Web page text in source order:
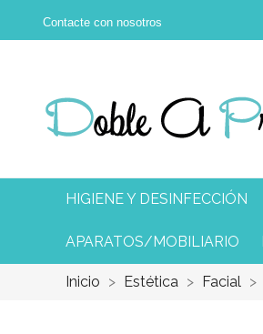
Contacte con nosotros
HIGIENE Y DESINFECCIÓN
APARATOS/MOBILIARIO
Inicio Estética Facial